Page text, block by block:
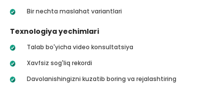
Bir nechta maslahat variantlari
Texnologiya yechimlari
Talab bo'yicha video konsultatsiya
Xavfsiz sog'liq rekordi
Davolanishingizni kuzatib boring va rejalashtiring